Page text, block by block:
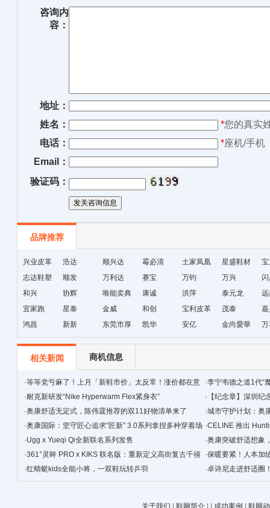
咨询内
容：
地址：
姓名：
*您的真实
电话：
*座机/手机
Email：
验证码：
品牌推荐
兴业皮革 浩达 顺兴达 霉必清
土家凤凰
十字绣鞋
垫厂
星盛鞋材
志达鞋塑
顺发 万利达 赛宝 万钧 万兴
和兴
协辉 唯能卖典 康诚 洪萍 泰元龙
宜家跑
星泰 金威 和创 宝利皮革 茂泰
鸿昌
新新
东莞市厚
街天逸皮
革
凯华 安亿 金尚愛華
相关新闻 商机信息
·等等党亏麻了！上月「新鞋市价」太反常！涨价都在意
料之外！
·李宁韦德之道1代“
·耐克新研发“Nike Hyperwarm Flex紧身衣” · 【纪念章】深圳
念章.纪念章厂家
·奥康舒适无定式，陈伟霆推荐的双11好物清单来了 ·城市守护计划：奥
·奥康国际：坚守匠心追求“匠新” 3.0系列拿捏多种穿着场
景
·CELINE 推出
·Ugg x Yueqi Qi全新联名系列发售 ·奥康突破舒适想象
·361°灵眸 PRO x KIKS 联名版：重新定义高街复古千禧
跑鞋
·保暖要紧！人本加
·红蜻蜓kids全能小将，一双鞋玩转乒羽 ·卓诗尼走进舒适圈
关于我们 鞋网简介 成功案例 鞋网